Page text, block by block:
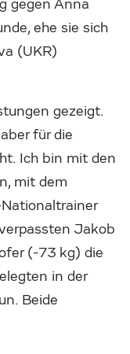
gegen Anna
ehe sie sich
(UKR)
gezeigt.
für die
Ich bin mit den
mit dem
Jakob
(-73 kg) die
in der
Beide